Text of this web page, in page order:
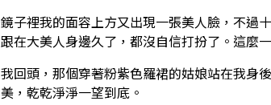
鏡子裡我的面容上方又出現一張美人臉，不過
跟在大美人身邊久了，都沒自信打扮了。這麼
我回頭，那個穿著粉紫色羅裙的姑娘站在我身
美，乾乾淨淨一望到底。